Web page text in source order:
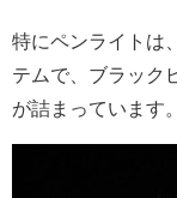
特にペンライトは
テムで、ブラック
が詰まっています。